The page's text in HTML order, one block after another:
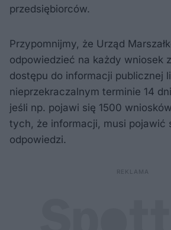
przedsiębiorców.
Przypomnijmy, że Urząd
odpowiedzieć na każdy wniosek
dostępu do informacji publicznej
nieprzekraczalnym terminie 14
jeśli np. pojawi się 1500
tych, że informacji, musi pojawić
odpowiedzi.